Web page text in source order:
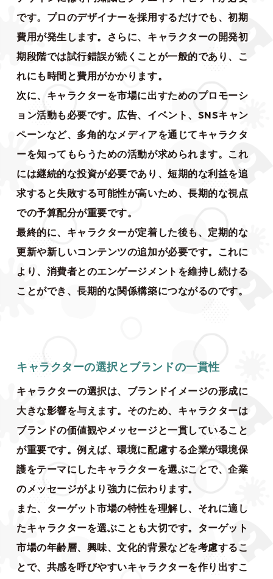
です。プロのデザイナーを採用するだけでも、初期
費用が発生します。さらに、キャラクターの開発初
期段階では試行錯誤が続くことが一般的であり、こ
れにも時間と費用がかかります。
次に、キャラクターを市場に出すためのプロモーシ
ョン活動も必要です。広告、イベント、SNSキャン
ペーンなど、多角的なメディアを通じてキャラクタ
ーを知ってもらうための活動が求められます。これ
には継続的な投資が必要であり、短期的な利益を追
求すると失敗する可能性が高いため、長期的な視点
での予算配分が重要です。
最終的に、キャラクターが定着した後も、定期的な
更新や新しいコンテンツの追加が必要です。これに
より、消費者とのエンゲージメントを維持し続ける
ことができ、長期的な関係構築につながるのです。
キャラクターの選択とブランドの一貫性
キャラクターの選択は、ブランドイメージの形成に
大きな影響を与えます。そのため、キャラクターは
ブランドの価値観やメッセージと一貫していること
が重要です。例えば、環境に配慮する企業が環境保
護をテーマにしたキャラクターを選ぶことで、企業
のメッセージがより強力に伝わります。
また、ターゲット市場の特性を理解し、それに適し
たキャラクターを選ぶことも大切です。ターゲット
市場の年齢層、興味、文化的背景などを考慮するこ
とで、共感を呼びやすいキャラクターを作り出すこ